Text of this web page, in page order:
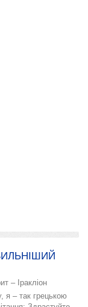
– Іракліон
я – так грецькою